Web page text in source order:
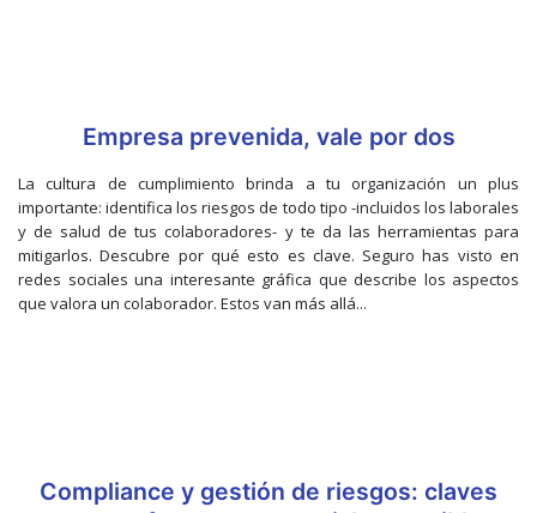
Empresa prevenida, vale por dos
La cultura de cumplimiento brinda a tu organización un plus
importante: identifica los riesgos de todo tipo -incluidos los laborales
y de salud de tus colaboradores- y te da las herramientas para
mitigarlos. Descubre por qué esto es clave. Seguro has visto en
redes sociales una interesante gráfica que describe los aspectos
que valora un colaborador. Estos van más allá...
Compliance y gestión de riesgos: claves